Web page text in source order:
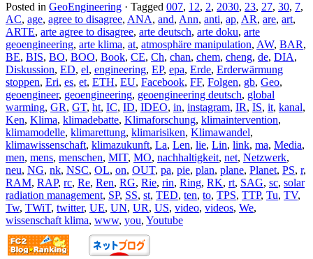
Posted in GeoEngineering · Tagged 007, 12, 2, 2030, 23, 27, 30, 7,
AC, age, agree to disagree, ANA, and, Ann, anti, ap, AR, are, art,
ARTE, arte agree to disagree, arte deutsch, arte doku, arte
geoengineering, arte klima, at, atmosphäre manipulation, AW, BAR,
BE, BIS, BO, BOO, Book, CE, Ch, chan, chem, cheng, de, DIA,
Diskussion, ED, el, engineering, EP, epa, Erde, Erderwärmung
stoppen, Eri, es, et, ETH, EU, Facebook, FF, Folgen, gb, Geo,
geoengineer, geoengineering, geoengineering deutsch, global
warming, GR, GT, ht, IC, ID, IDEO, in, instagram, IR, IS, it, kanal,
Ken, Klima, klimadebatte, Klimaforschung, klimaintervention,
klimamodelle, klimarettung, klimarisiken, Klimawandel,
klimawissenschaft, klimazukunft, La, Len, lie, Lin, link, ma, Media,
men, mens, menschen, MIT, MO, nachhaltigkeit, net, Netzwerk,
neu, NG, nk, NSC, OL, on, OUT, pa, pie, plan, plane, Planet, PS, r,
RAM, RAP, rc, Re, Ren, RG, Rie, rin, Ring, RK, rt, SAG, sc, solar
radiation management, SP, SS, st, TED, ten, to, TPS, TTP, Tu, TV,
Tw, TWiT, twitter, UE, UN, UR, US, video, videos, We,
wissenschaft klima, www, you, Youtube